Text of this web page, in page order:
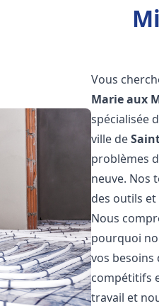
Vous
Marie aux
spécialisée
ville de
problèmes
neuve. Nos
des outils
Nous
pourquoi
vos besoins
compétitifs
travail et